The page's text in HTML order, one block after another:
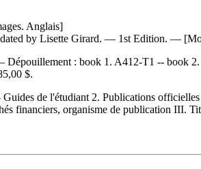
Anglais]
by Lisette Girard. — 1st Edition. —
Dépouillement : book 1. A412-T1 -- book
$.
de l'étudiant 2. Publications
financiers, organisme de publication III.